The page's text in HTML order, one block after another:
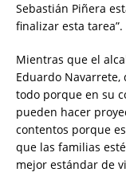
Sebastián Piñera
finalizar esta tarea”.
Mientras que el
Eduardo
todo porque en su
pueden hacer
contentos porque
que las familias
mejor estándar de